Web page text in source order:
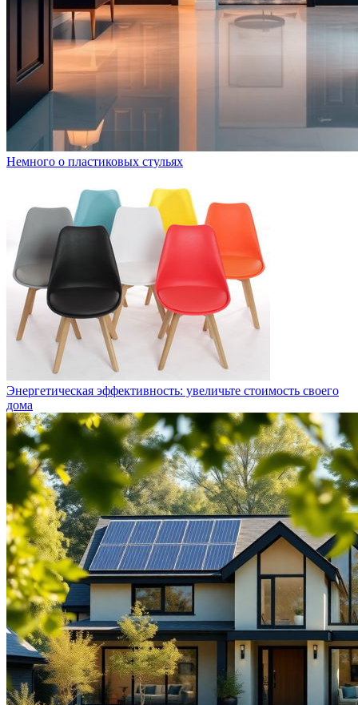
Немного о пластиковых стульях
Энергетическая эффективность: увеличьте стоимость своего
дома